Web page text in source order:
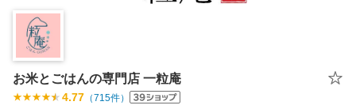
お米とごはんの専門店 一粒庵
4.77 （715件）